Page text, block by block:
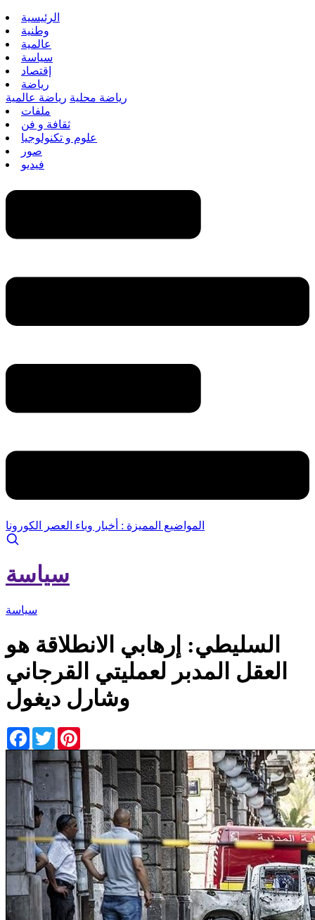
الرئيسية
وطنية
عالمية
سياسة
إقتصاد
رياضة
رياضة محلية رياضة عالمية
ملفات
ثقافة و فن
علوم و تكنولوجيا
صور
فيديو
المواضيع المميزة : أخبار وباء العصر الكورونا
سياسة
سياسة
السليطي: إرهابي الانطلاقة هو
العقل المدبر لعمليتي القرجاني
وشارل ديغول
Facebook
Twitter